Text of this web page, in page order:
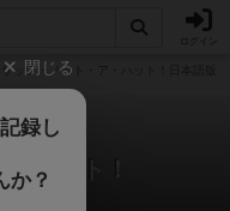
ザッツ・ノット・ア・ハット！日本語版
ハット！
ー
閉じる
録し
か？